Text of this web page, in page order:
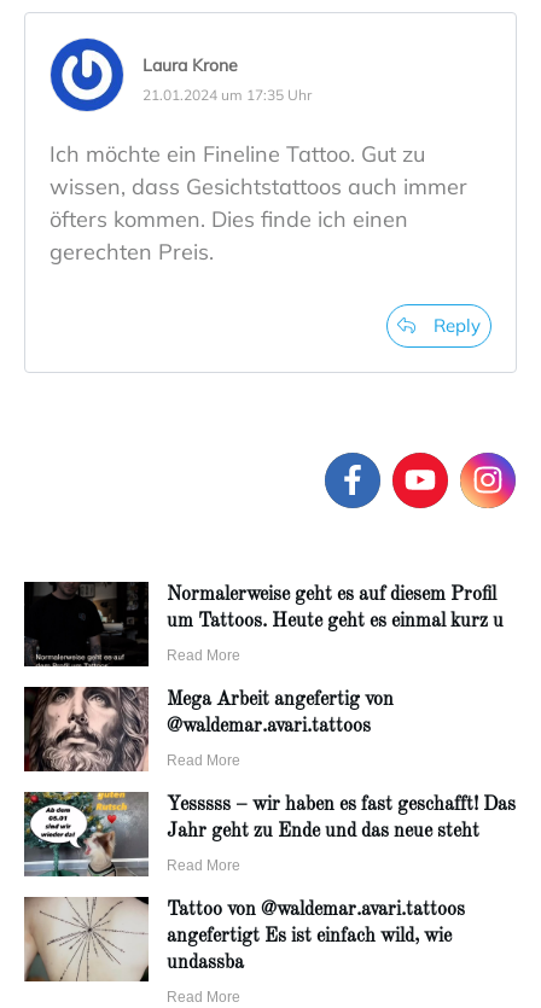
Laura Krone
21.01.2024 um 17:35 Uhr
Ich möchte ein Fineline Tattoo. Gut zu
wissen, dass Gesichtstattoos auch immer
öfters kommen. Dies finde ich einen
gerechten Preis.
Reply
Normalerweise geht es auf diesem Profil
um Tattoos. Heute geht es einmal kurz u
Read More
Mega Arbeit angefertig von
@waldemar.avari.tattoos
Read More
Yesssss – wir haben es fast geschafft! Das
Jahr geht zu Ende und das neue steht
Read More
Tattoo von @waldemar.avari.tattoos
angefertigt Es ist einfach wild, wie
undassba
Read More